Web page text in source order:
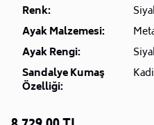
Renk:
Ayak Malzemesi:
Ayak Rengi:
Sandalye Kumaş
Özelliği: